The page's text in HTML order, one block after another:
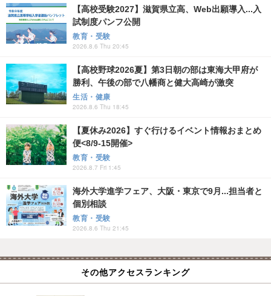
【高校受験2027】滋賀県立高、Web出願導入...入
試制度パンフ公開
教育・受験
2026.8.6 Thu 20:45
【高校野球2026夏】第3日朝の部は東海大甲府が
勝利、午後の部で八幡商と健大高崎が激突
生活・健康
2026.8.6 Thu 18:45
【夏休み2026】すぐ行けるイベント情報おまとめ
便<8/9-15開催>
教育・受験
2026.8.7 Fri 1:45
海外大学進学フェア、大阪・東京で9月...担当者と
個別相談
教育・受験
2026.8.6 Thu 21:45
その他アクセスランキング